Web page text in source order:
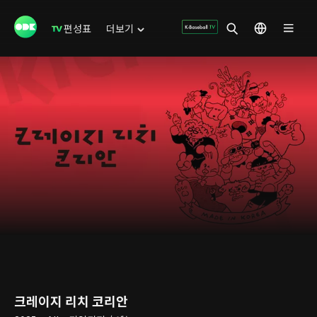
편성표 더보기
크레이지 리치 코리안